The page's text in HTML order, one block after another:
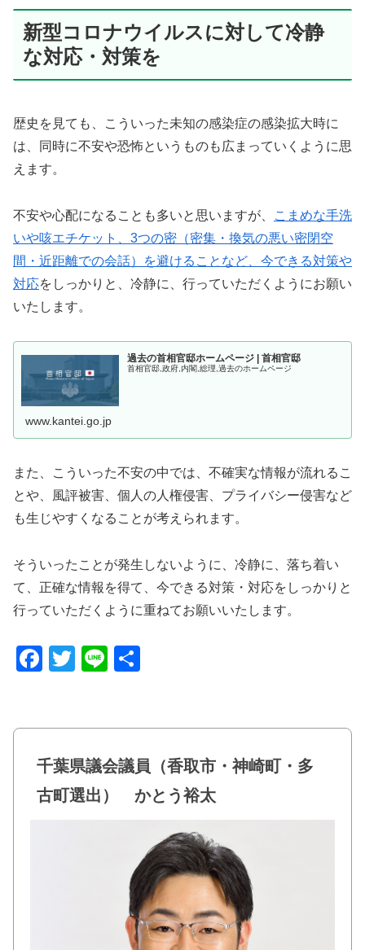
新型コロナウイルスに対して冷静
な対応・対策を
歴史を見ても、こういった未知の感染症の感染拡大時に
は、同時に不安や恐怖というものも広まっていくように思
えます。
不安や心配になることも多いと思いますが、
こまめな手洗
いや咳エチケット、3つの密（密集・換気の悪い密閉空
間・近距離での会話）を避けることなど、今できる対策や
対応をしっかりと、冷静に、行っていただくようにお願い
いたします。
過去の首相官邸ホームページ | 首相官邸
首相官邸,政府,内閣,総理,過去のホームページ
www.kantei.go.jp
また、こういった不安の中では、不確実な情報が流れるこ
とや、風評被害、個人の人権侵害、プライバシー侵害など
も生じやすくなることが考えられます。
そういったことが発生しないように、冷静に、落ち着い
て、正確な情報を得て、今できる対策・対応をしっかりと
行っていただくように重ねてお願いいたします。
F
e
b
o
T
er
Li
千葉県議会議員（香取市・神崎町・多
古町選出） かとう裕太